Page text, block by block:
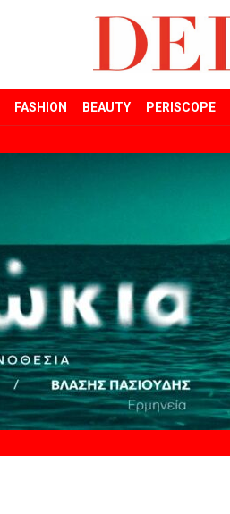
FASHION BEAUTY PERISCOPE